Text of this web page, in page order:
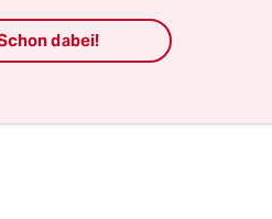
dabei!